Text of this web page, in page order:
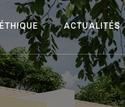
ÉTHIQUE ACTUALITÉS